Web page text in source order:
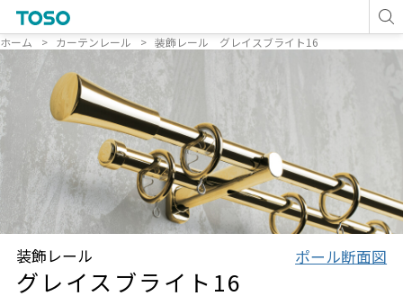
ホーム カーテンレール 装飾レール グレイスブライト16
装飾レール
グレイスブライト16
ポール断面図